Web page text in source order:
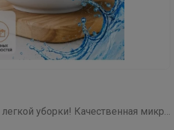
СП198 ЧУДЕСНЫЕ ТРЯПОЧКИ для самой легкой уборки! Качественная микрофибра для уборки, для кухни, для бани! НОВИНКИ!